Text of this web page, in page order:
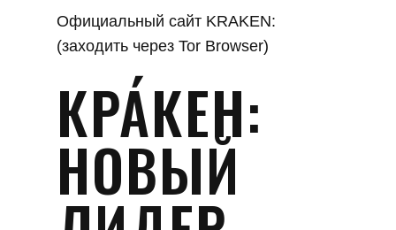
Официальный сайт KRAKEN:
(заходить через Tor Browser)
КРА́КЕН:
НОВЫЙ